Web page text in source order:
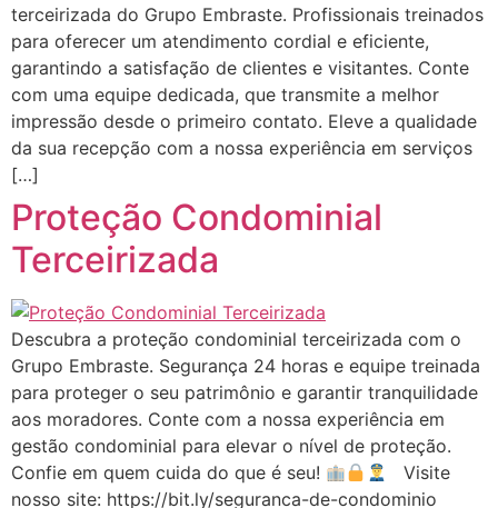
terceirizada do Grupo Embraste. Profissionais treinados
para oferecer um atendimento cordial e eficiente,
garantindo a satisfação de clientes e visitantes. Conte
com uma equipe dedicada, que transmite a melhor
impressão desde o primeiro contato. Eleve a qualidade
da sua recepção com a nossa experiência em serviços
[…]
Proteção Condominial
Terceirizada
Descubra a proteção condominial terceirizada com o
Grupo Embraste. Segurança 24 horas e equipe treinada
para proteger o seu patrimônio e garantir tranquilidade
aos moradores. Conte com a nossa experiência em
gestão condominial para elevar o nível de proteção.
Confie em quem cuida do que é seu!
Visite
nosso site: https://bit.ly/seguranca-de-condominio